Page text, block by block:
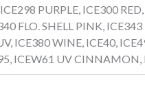
PURPLE, ICE300
FLO. SHELL PINK,
ICE380 WINE, ICE40,
ICEW61 UV CINNAMON,